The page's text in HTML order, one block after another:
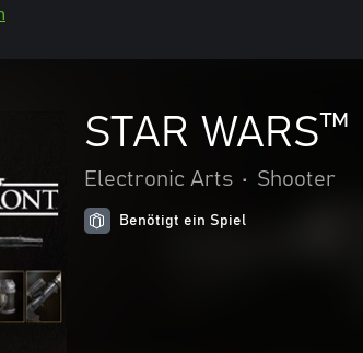
STAR
Electronic Arts • Shooter
Benötigt ein Spiel